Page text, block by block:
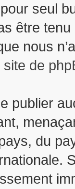
seul
être
nous
site de
publier
du